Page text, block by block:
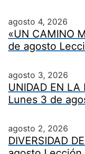
agosto 4, 2026
«UN CAMINO
de agosto
agosto 3, 2026
UNIDAD EN LA
Lunes 3 de
agosto 2, 2026
DIVERSIDAD